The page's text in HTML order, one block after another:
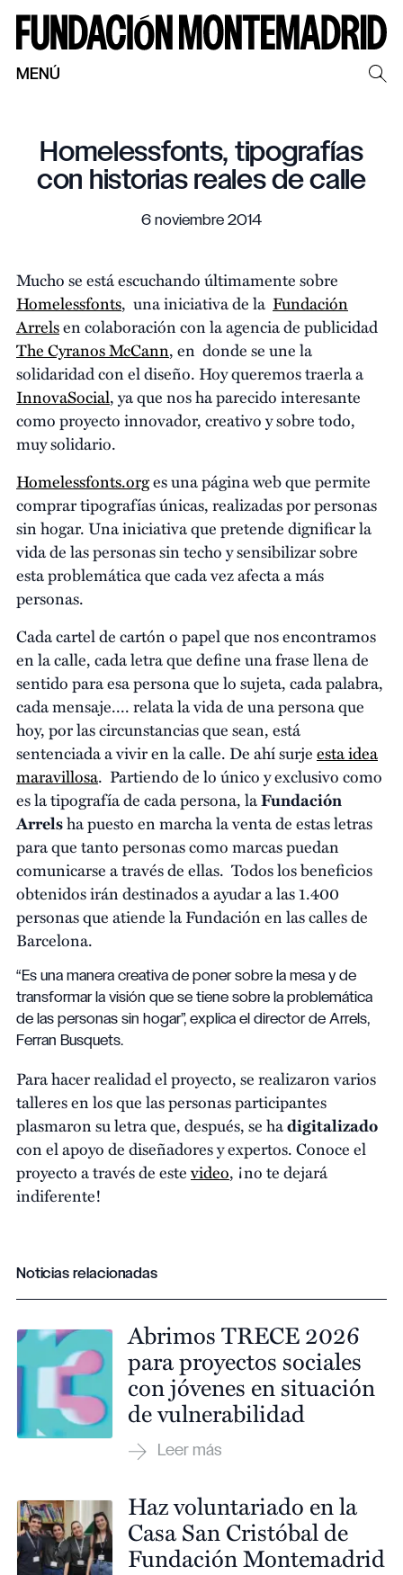
MENÚ
Homelessfonts, tipografías
con historias reales de calle
6 noviembre 2014
Mucho se está escuchando últimamente sobre
Homelessfonts, una iniciativa de la Fundación
Arrelsen colaboración con la agencia de publicidad
The Cyranos McCann, en donde se une la
solidaridad con el diseño. Hoy queremos traerla a
InnovaSocial, ya que nos ha parecido interesante
como proyecto innovador, creativo y sobre todo,
muy solidario.
Homelessfonts.orges una página web que permite
comprar tipografías únicas, realizadas por personas
sin hogar. Una iniciativa que pretende dignificar la
vida de las personas sin techo y sensibilizar sobre
esta problemática que cada vez afecta a más
personas.
Cada cartel de cartón o papel que nos encontramos
en la calle, cada letra que define una frase llena de
sentido para esa persona que lo sujeta, cada palabra,
cada mensaje.... relata la vida de una persona que
hoy, por las circunstancias que sean, está
sentenciada a vivir en la calle. De ahí surjeesta idea
maravillosa. Partiendo de lo único y exclusivo como
es la tipografía de cada persona, laFundación
Arrelsha puesto en marcha la venta de estas letras
para que tanto personas como marcas puedan
comunicarse a través de ellas. Todos los beneficios
obtenidos irán destinados a ayudar a las 1.400
personas que atiende la Fundación en las calles de
Barcelona.
“Es una manera creativa de poner sobre la mesa y de
transformar la visión que se tiene sobre la problemática
de las personas sin hogar”, explica el director de Arrels,
Ferran Busquets.
Para hacer realidad el proyecto, se realizaron varios
talleres en los que las personas participantes
plasmaron su letra que, después, se hadigitalizado
con el apoyo de diseñadores y expertos. Conoce el
proyecto a través de estevideo, ¡no te dejará
indiferente!
Noticias relacionadas
Abrimos TRECE 2026
para proyectos sociales
con jóvenes en situación
de vulnerabilidad
Haz voluntariado en la
Casa San Cristóbal de
Fundación Montemadrid